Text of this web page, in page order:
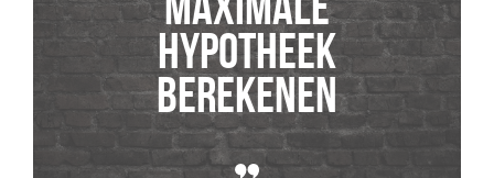
hypotheek
berekenen